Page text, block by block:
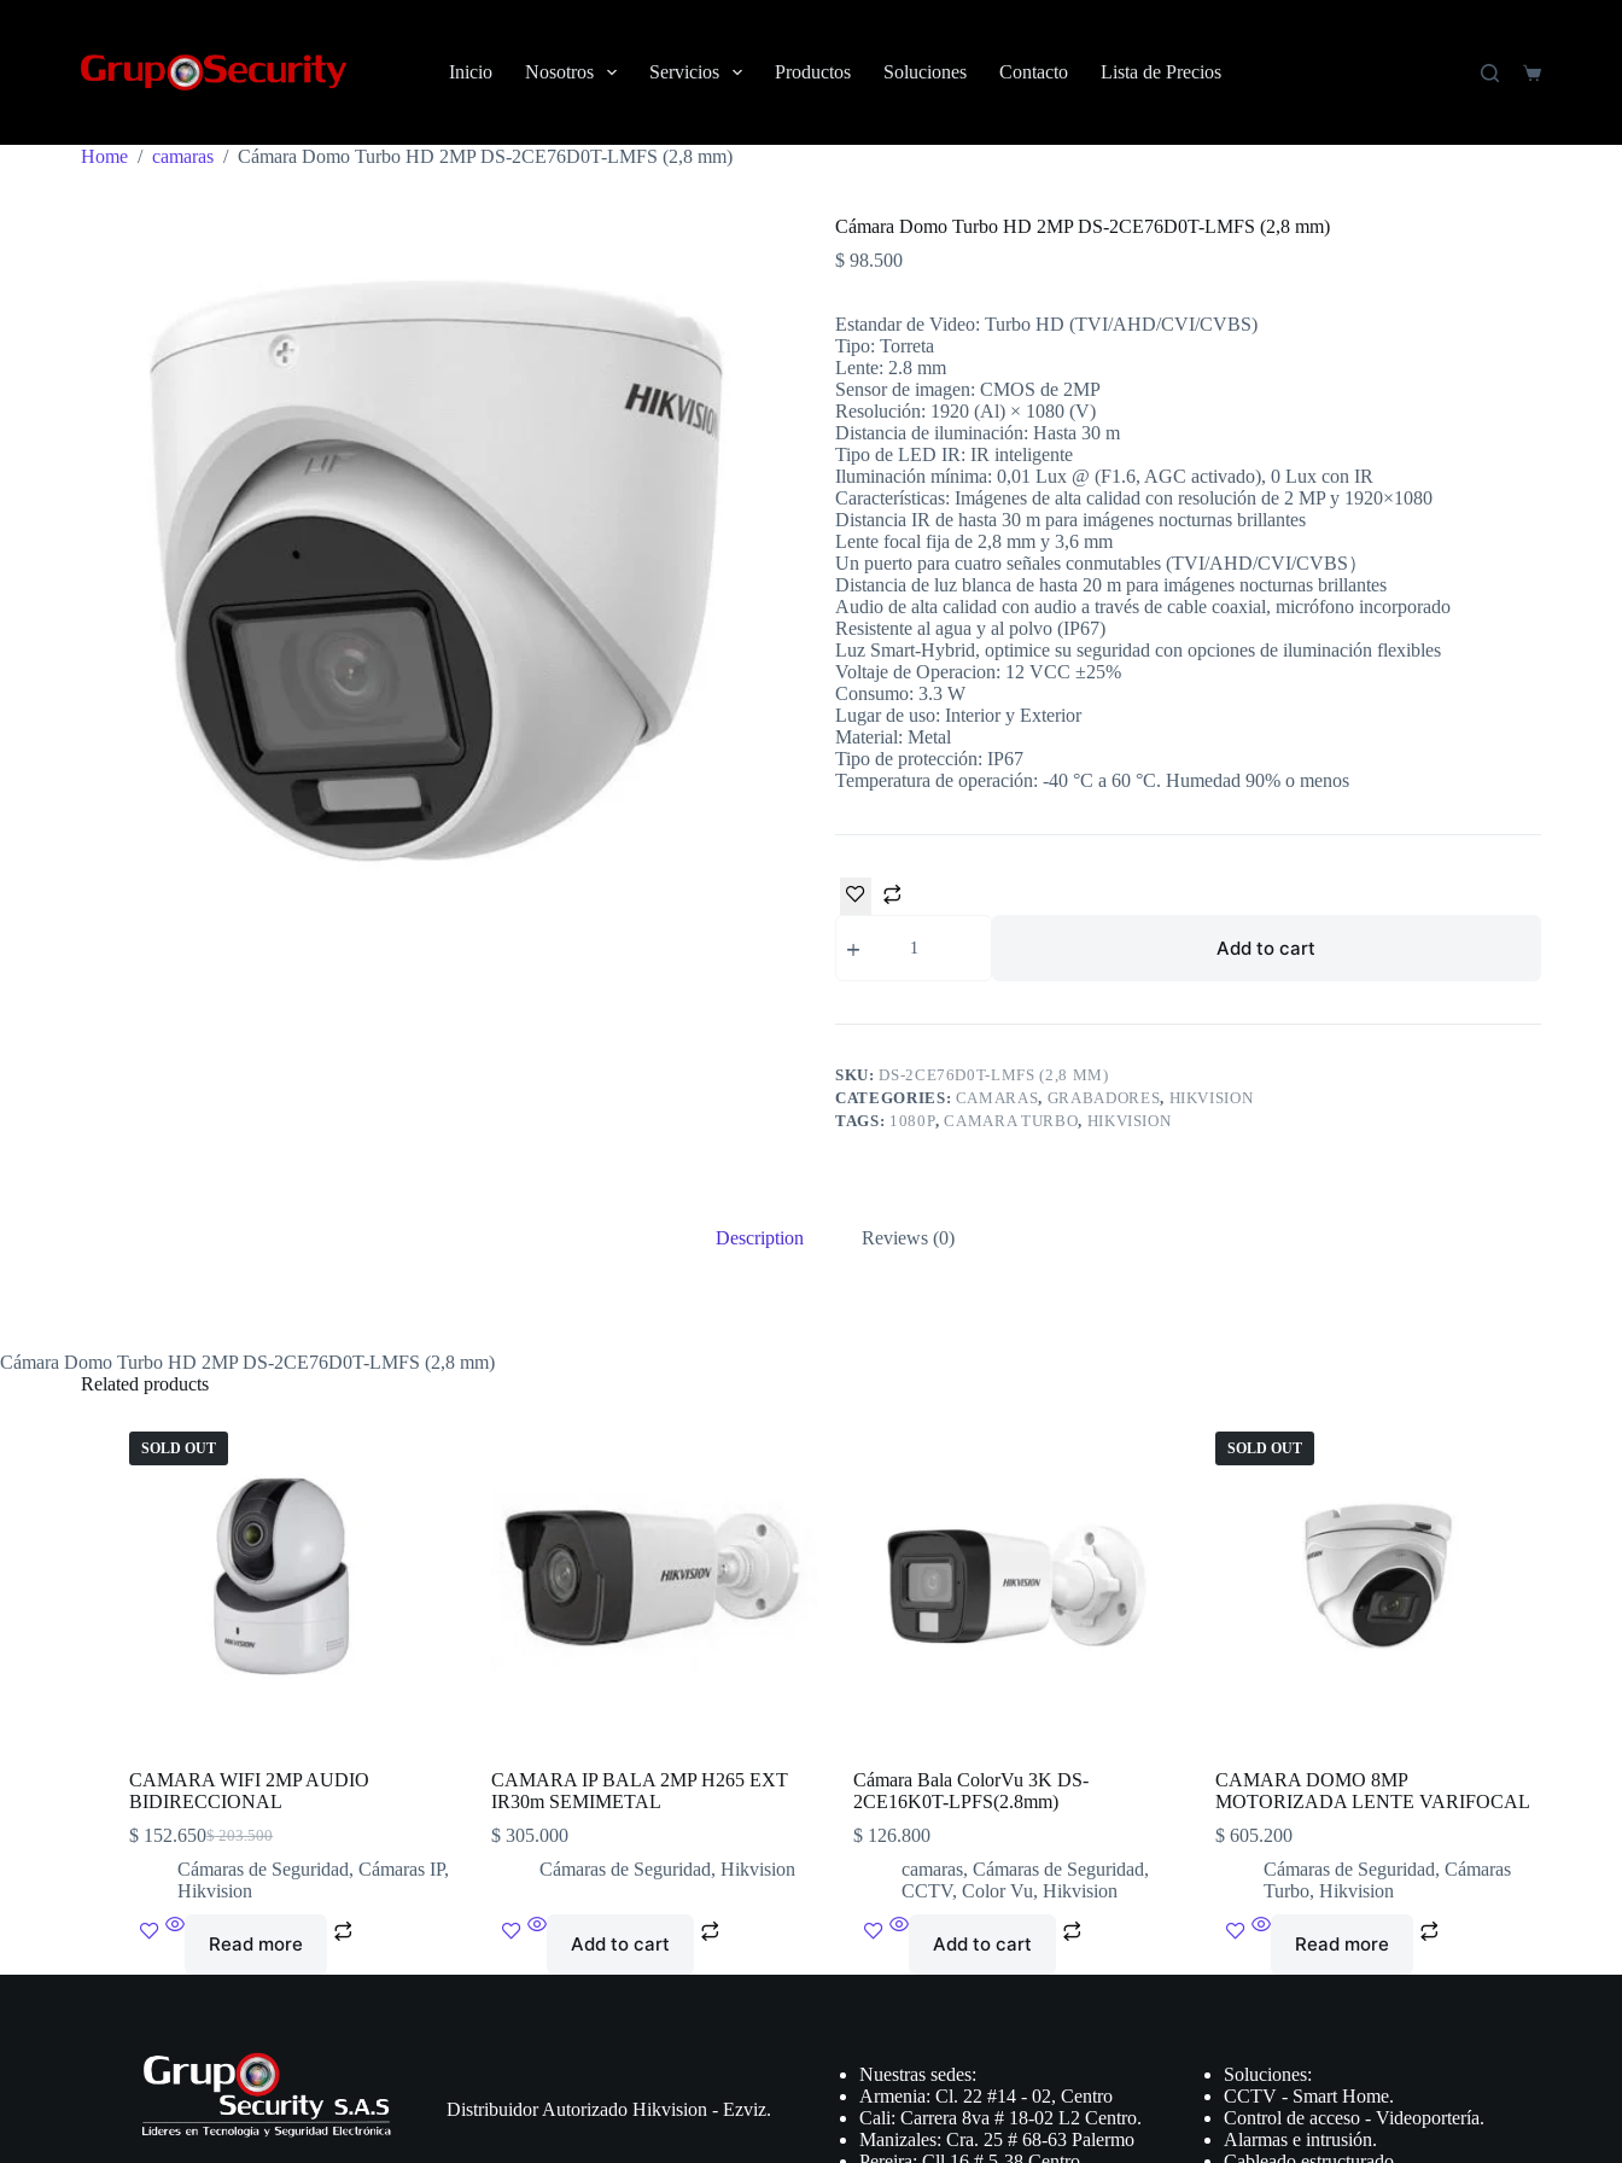
Inicio Nosotros Servicios Productos Soluciones Contacto Lista de Precios
Home / camaras / Cámara Domo Turbo HD 2MP DS-2CE76D0T-LMFS (2,8 mm)
Cámara Domo Turbo HD 2MP DS-2CE76D0T-LMFS (2,8 mm)
$ 98.500
Estandar de Video: Turbo HD (TVI/AHD/CVI/CVBS)
Tipo: Torreta
Lente: 2.8 mm
Sensor de imagen: CMOS de 2MP
Resolución: 1920 (Al) × 1080 (V)
Distancia de iluminación: Hasta 30 m
Tipo de LED IR: IR inteligente
Iluminación mínima: 0,01 Lux @ (F1.6, AGC activado), 0 Lux con IR
Características: Imágenes de alta calidad con resolución de 2 MP y 1920×1080
Distancia IR de hasta 30 m para imágenes nocturnas brillantes
Lente focal fija de 2,8 mm y 3,6 mm
Un puerto para cuatro señales conmutables (TVI/AHD/CVI/CVBS）
Distancia de luz blanca de hasta 20 m para imágenes nocturnas brillantes
Audio de alta calidad con audio a través de cable coaxial, micrófono incorporado
Resistente al agua y al polvo (IP67)
Luz Smart-Hybrid, optimice su seguridad con opciones de iluminación flexibles
Voltaje de Operacion: 12 VCC ±25%
Consumo: 3.3 W
Lugar de uso: Interior y Exterior
Material: Metal
Tipo de protección: IP67
Temperatura de operación: -40 °C a 60 °C. Humedad 90% o menos
Add to cart
SKU:DS-2CE76D0T-LMFS (2,8 MM)
CATEGORIES: CAMARAS, GRABADORES, HIKVISION
TAGS: 1080P,CAMARA TURBO, HIKVISION
Description Reviews (0)
Cámara Domo Turbo HD 2MP DS-2CE76D0T-LMFS (2,8 mm)
Related products
SOLD OUT
CAMARA WIFI 2MP AUDIO
BIDIRECCIONAL
$203.500
$ 152.650
Cámaras de Seguridad,Cámaras IP,
Hikvision
Read more
CAMARA IP BALA 2MP H265 EXT
IR30m SEMIMETAL
$ 305.000
Cámaras de Seguridad,Hikvision
Add to cart
Cámara Bala ColorVu 3K DS-
2CE16K0T-LPFS(2.8mm)
$126.800
camaras, Cámaras de Seguridad,
CCTV, Color Vu, Hikvision
Add to cart
SOLD OUT
CAMARA DOMO 8MP
MOTORIZADA LENTE VARIFOCAL
$605.200
Cámaras de Seguridad, Cámaras
Turbo, Hikvision
Read more
Distribuidor Autorizado Hikvision - Ezviz.
Nuestras sedes:
Armenia: Cl. 22 #14 - 02, Centro
Cali: Carrera 8va # 18-02 L2 Centro.
Manizales: Cra. 25 # 68-63 Palermo
Soluciones:
CCTV - Smart Home.
Control de acceso - Videoportería.
Alarmas e intrusión.